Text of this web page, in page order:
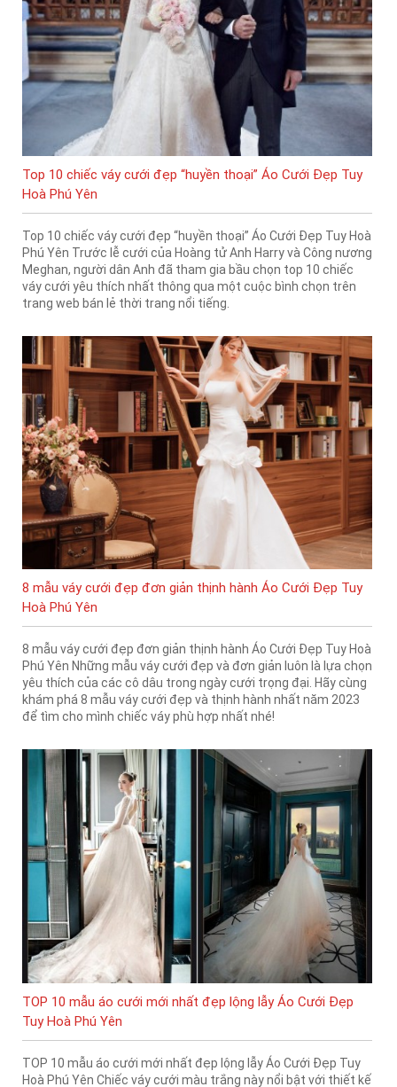
Top 10 chiếc váy cưới đẹp “huyền thoại” Áo Cưới Đẹp Tuy
Hoà Phú Yên
Top 10 chiếc váy cưới đẹp “huyền thoại” Áo Cưới Đẹp Tuy Hoà
Phú Yên Trước lễ cưới của Hoàng tử Anh Harry và Công nương
Meghan, người dân Anh đã tham gia bầu chọn top 10 chiếc
váy cưới yêu thích nhất thông qua một cuộc bình chọn trên
trang web bán lẻ thời trang nổi tiếng.
8 mẫu váy cưới đẹp đơn giản thịnh hành Áo Cưới Đẹp Tuy
Hoà Phú Yên
8 mẫu váy cưới đẹp đơn giản thịnh hành Áo Cưới Đẹp Tuy Hoà
Phú Yên Những mẫu váy cưới đẹp và đơn giản luôn là lựa chọn
yêu thích của các cô dâu trong ngày cưới trọng đại. Hãy cùng
khám phá 8 mẫu váy cưới đẹp và thịnh hành nhất năm 2023
để tìm cho mình chiếc váy phù hợp nhất nhé!
TOP 10 mẫu áo cưới mới nhất đẹp lộng lẫy Áo Cưới Đẹp
Tuy Hoà Phú Yên
TOP 10 mẫu áo cưới mới nhất đẹp lộng lẫy Áo Cưới Đẹp Tuy
Hoà Phú Yên Chiếc váy cưới màu trắng này nổi bật với thiết kế